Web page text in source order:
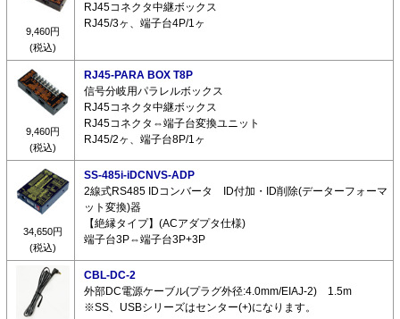
9,460円
(税込)
RJ45コネクタ中継ボックス
RJ45/3ヶ、端子台4P/1ヶ
9,460円
(税込)
RJ45-PARA BOX T8P
信号分岐用パラレルボックス
RJ45コネクタ中継ボックス
RJ45コネクタ⇔端子台変換ユニット
RJ45/2ヶ、端子台8P/1ヶ
34,650円
(税込)
SS-485i-iDCNVS-ADP
2線式RS485 IDコンバータ ID付加・ID削除(データーフォーマ
ット変換)器
【絶縁タイプ】(ACアダプタ仕様)
端子台3P⇔端子台3P+3P
CBL-DC-2
外部DC電源ケーブル(プラグ外径:4.0mm/EIAJ-2) 1.5m
※SS、USBシリーズはセンター(+)になります。